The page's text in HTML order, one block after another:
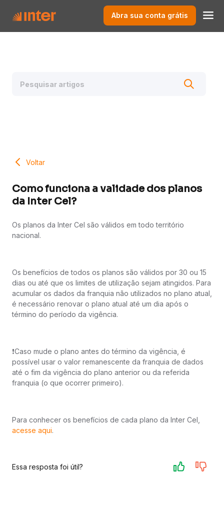
Abra sua conta grátis
Voltar
Como funciona a validade dos planos
da Inter Cel?
Os planos da Inter Cel são válidos em todo território
nacional.
Os benefícios de todos os planos são válidos por 30 ou 15
dias ou até que os limites de utilização sejam atingidos. Para
acumular os dados da franquia não utilizados no plano atual,
é necessário renovar o plano atual até um dia após o
término do período da vigência.
❗️Caso mude o plano antes do término da vigência, é
possível usar o valor remanescente da franquia de dados
até o fim da vigência do plano anterior ou da referida
franquia (o que ocorrer primeiro).
Para conhecer os benefícios de cada plano da Inter Cel,
acesse aqui.
Essa resposta foi útil?